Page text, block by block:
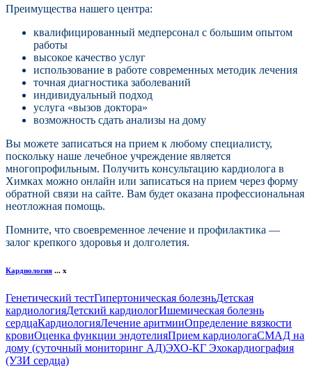
Преимущества нашего центра:
квалифицированный медперсонал с большим опытом
работы
высокое качество услуг
использование в работе современных методик лечения
точная диагностика заболеваний
индивидуальный подход
услуга «вызов доктора»
возможность сдать анализы на дому
Вы можете записаться на прием к любому специалисту,
поскольку наше лечебное учреждение является
многопрофильным. Получить консультацию кардиолога в
Химках можно онлайн или записаться на прием через форму
обратной связи на сайте. Вам будет оказана профессиональная
неотложная помощь.
Помните, что своевременное лечение и профилактика —
залог крепкого здоровья и долголетия.
Кардиология ... x
Генетический тестГипертоническая болезньДетская
кардиологияДетский кардиологИшемическая болезнь
сердцаКардиологияЛечение аритмииОпределение вязкости
кровиОценка функции эндотелияПрием кардиологаСМАД на
дому (суточный мониторинг АД)ЭХО-КГ Эхокардиография
(УЗИ сердца)